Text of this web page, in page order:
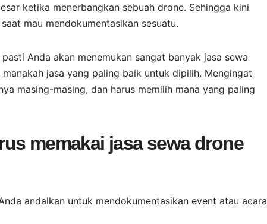
ketika menerbangkan sebuah drone. Sehingga kini
mau mendokumentasikan sesuatu.
Anda akan menemukan sangat banyak jasa sewa
jasa yang paling baik untuk dipilih. Mengingat
masing-masing, dan harus memilih mana yang paling
memakai jasa sewa drone
andalkan untuk mendokumentasikan event atau acara